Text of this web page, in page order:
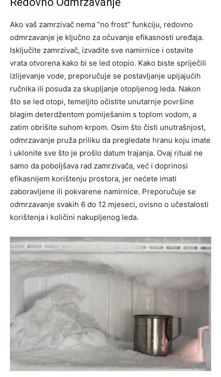
Ako vaš zamrzivač nema “no frost” funkciju, redovno
odmrzavanje je ključno za očuvanje efikasnosti uređaja.
Isključite zamrzivač, izvadite sve namirnice i ostavite
vrata otvorena kako bi se led otopio. Kako biste spriječili
izlijevanje vode, preporučuje se postavljanje upijajućih
ručnika ili posuda za skupljanje otopljenog leda. Nakon
što se led otopi, temeljito očistite unutarnje površine
blagim deterdžentom pomiješanim s toplom vodom, a
zatim obrišite suhom krpom. Osim što čisti unutrašnjost,
odmrzavanje pruža priliku da pregledate hranu koju imate
i uklonite sve što je prošlo datum trajanja. Ovaj ritual ne
samo da poboljšava rad zamrzivača, već i doprinosi
efikasnijem korištenju prostora, jer nećete imati
zaboravljene ili pokvarene namirnice. Preporučuje se
odmrzavanje svakih 6 do 12 mjeseci, ovisno o učestalosti
korištenja i količini nakupljenog leda.